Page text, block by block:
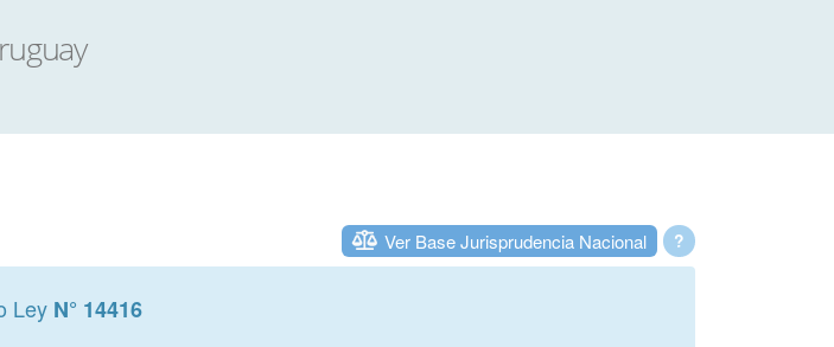
?
Ver Base Jurisprudencia Nacional
Ley N° 14416